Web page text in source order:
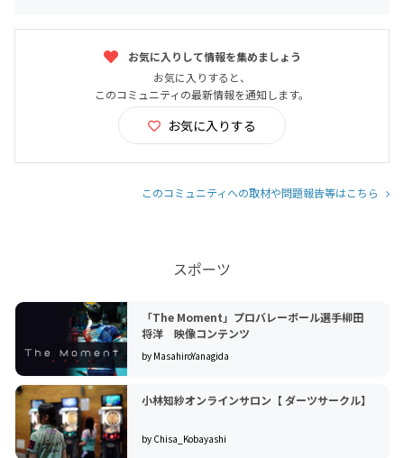
お気に入りして情報を集めましょう
お気に入りすると、
このコミュニティの最新情報を通知します。
お気に入りする
このコミュニティへの取材や問題報告等はこちら
スポーツ
「The Moment」プロバレーボール選手柳田
将洋 映像コンテンツ
by MasahiroYanagida
小林知紗オンラインサロン【 ダーツサークル】
by Chisa_Kobayashi